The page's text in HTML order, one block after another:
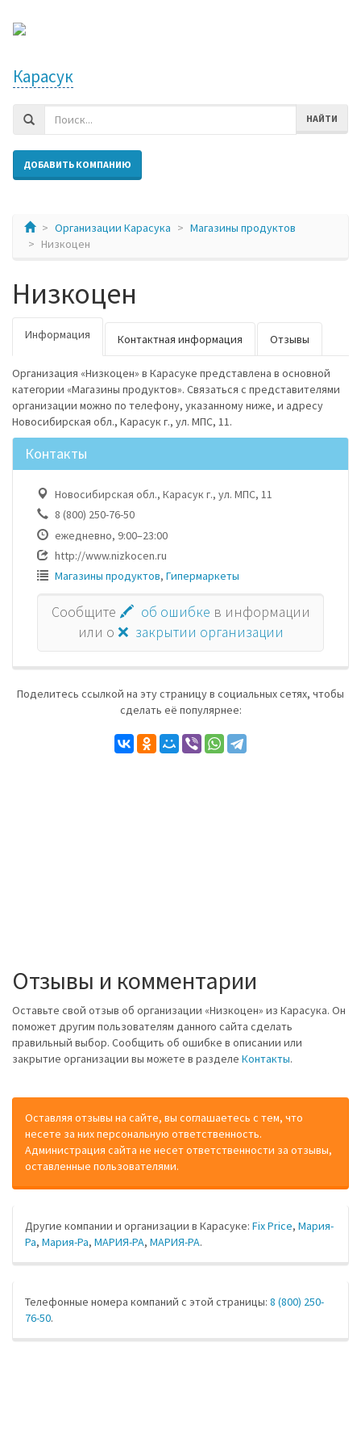
Карасук
НАЙТИ
ДОБАВИТЬ КОМПАНИЮ
Организации Карасука
Магазины продуктов
Низкоцен
Низкоцен
Информация Контактная информация Отзывы
Организация «Низкоцен» в Карасуке представлена в основной
категории «Магазины продуктов». Связаться с представителями
организации можно по телефону, указанному ниже, и адресу
Новосибирская обл., Карасук г., ул. МПС, 11.
Контакты
Новосибирская обл., Карасук г., ул. МПС, 11
8 (800) 250-76-50
ежедневно, 9:00–23:00
http://www.nizkocen.ru
Магазины продуктов, Гипермаркеты
Сообщите 🖍 об ошибке в информации
или о ❌ закрытии организации
Поделитесь ссылкой на эту страницу в социальных сетях, чтобы
сделать её популярнее:
Отзывы и комментарии
Оставьте свой отзыв об организации «Низкоцен» из Карасука. Он
поможет другим пользователям данного сайта сделать
правильный выбор. Сообщить об ошибке в описании или
закрытие организации вы можете в разделе Контакты.
Оставляя отзывы на сайте, вы соглашаетесь с тем, что
несете за них персональную ответственность.
Администрация сайта не несет ответственности за отзывы,
оставленные пользователями.
Другие компании и организации в Карасуке: Fix Price, Мария-
Ра, Мария-Ра, МАРИЯ-РА, МАРИЯ-РА.
Телефонные номера компаний с этой страницы: 8 (800) 250-
76-50.